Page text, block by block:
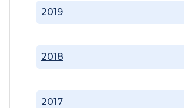
2017
2018
2019